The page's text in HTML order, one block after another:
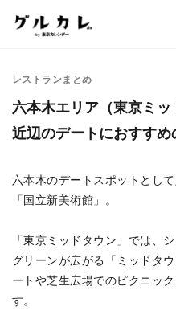
レストランまとめ
六本木エリア（東京ミッ
近辺のデートにおすすめ
六本木のデートスポットとし
「国立新美術館」。
「東京ミッドタウン」では、
グリーンが広がる「ミッドタ
ートや芝生広場でのピクニッ
す。